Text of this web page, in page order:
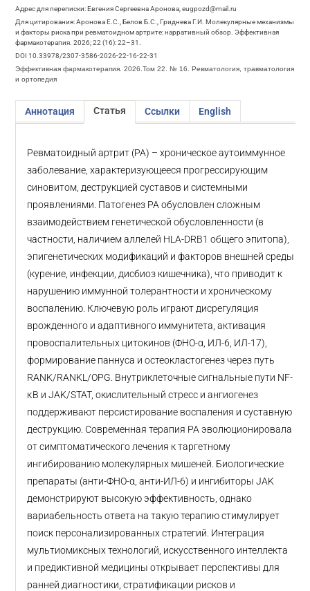
Адрес для переписки: Евгения Сергеевна Аронова, eugpozd@mail.ru
Для цитирования: Аронова Е.С., Белов Б.С., Гриднева Г.И. Молекулярные механизмы
и факторы риска при ревматоидном артрите: нарративный обзор. Эффективная
фармакотерапия. 2026; 22 (16): 22–31.
DOI 10.33978/2307-3586-2026-22-16-22-31
Эффективная фармакотерапия. 2026.Том 22. № 16. Ревматология, травматология
и ортопедия
Аннотация Статья Ссылки English
Ревматоидный артрит (РА) – хроническое аутоиммунное
заболевание, характеризующееся прогрессирующим
синовитом, деструкцией суставов и системными
проявлениями. Патогенез РА обусловлен сложным
взаимодействием генетической обусловленности (в
частности, наличием аллелей HLA-DRB1 общего эпитопа),
эпигенетических модификаций и факторов внешней среды
(курение, инфекции, дисбиоз кишечника), что приводит к
нарушению иммунной толерантности и хроническому
воспалению. Ключевую роль играют дисрегуляция
врожденного и адаптивного иммунитета, активация
провоспалительных цитокинов (ФНО-α, ИЛ-6, ИЛ-17),
формирование паннуса и остеокластогенез через путь
RANK/RANKL/OPG. Внутриклеточные сигнальные пути NF-
κB и JAK/STAT, окислительный стресс и ангиогенез
поддерживают персистирование воспаления и суставную
деструкцию. Современная терапия РА эволюционировала
от симптоматического лечения к таргетному
ингибированию молекулярных мишеней. Биологические
препараты (анти-ФНО-α, анти-ИЛ-6) и ингибиторы JAK
демонстрируют высокую эффективность, однако
вариабельность ответа на такую терапию стимулирует
поиск персонализированных стратегий. Интеграция
мультиомиксных технологий, искусственного интеллекта
и предиктивной медицины открывает перспективы для
ранней диагностики, стратификации рисков и